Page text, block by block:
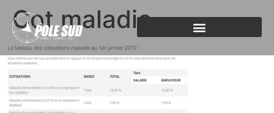
Cot maladie